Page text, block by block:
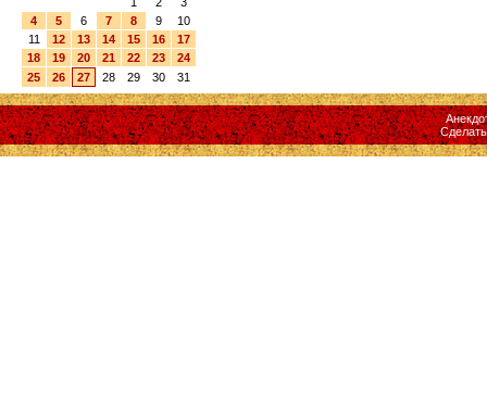
4
5 6 7 8 9
10
11
12 13 14 15 16
17
18
19 20 21 22 23
24
25
26 27 28 29 30 31